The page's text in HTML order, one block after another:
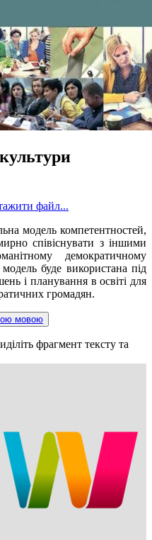
файл...
модель компетентностей,
співіснувати з іншими
демократичному
буде використана під
і планування в освіті для
громадян.
мовою
фрагмент тексту та